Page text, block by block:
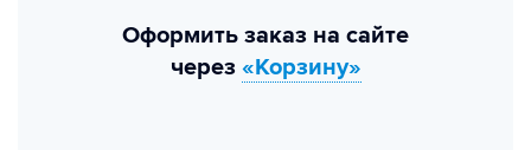
Оформить заказ на сайте
через «Корзину»